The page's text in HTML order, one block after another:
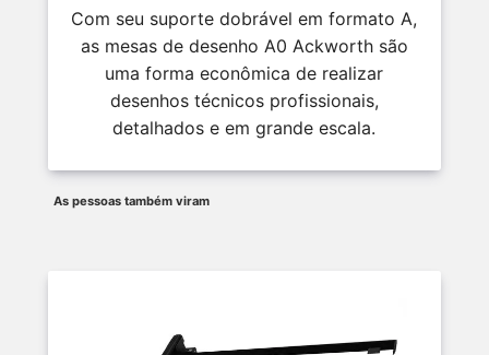
Com seu suporte dobrável em formato A,
as mesas de desenho A0 Ackworth são
uma forma econômica de realizar
desenhos técnicos profissionais,
detalhados e em grande escala.
As pessoas também viram